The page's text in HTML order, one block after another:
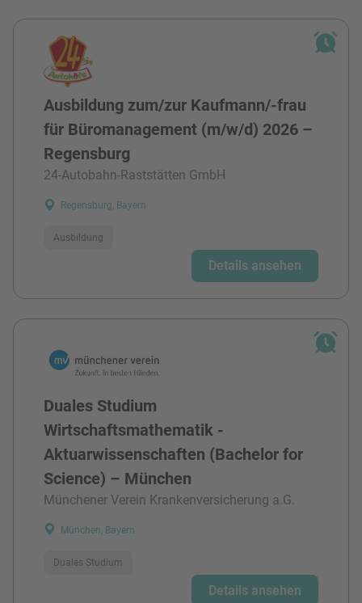
Ausbildung zum/zur Kaufmann/-frau
für Büromanagement (m/w/d) 2026 –
Regensburg
24-Autobahn-Raststätten GmbH
Regensburg, Bayern
Ausbildung
Details ansehen
Duales Studium
Wirtschaftsmathematik -
Aktuarwissenschaften (Bachelor for
Science) – München
Münchener Verein Krankenversicherung a.G.
München, Bayern
Duales Studium
Details ansehen